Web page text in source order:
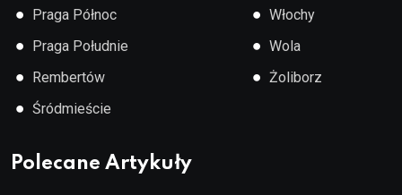
● Praga Północ
● Praga Południe
● Rembertów
● Śródmieście
● Włochy
● Wola
● Żoliborz
Polecane Artykuły